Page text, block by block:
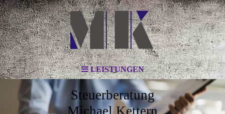
LEISTUNGEN
Steuerberatung
Michael Kettern